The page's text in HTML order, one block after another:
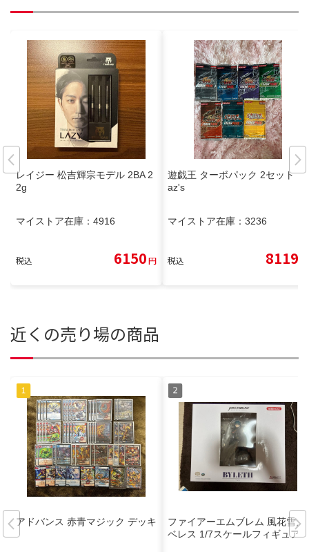
レイジー 松吉輝宗モデル 2BA 2
2g
マイストア在庫： 4916
税込 6150円
遊戯王 ターボパック 2セット K
az's
マイストア在庫： 3236
税込 8119
近くの売り場の商品
アドバンス 赤青マジック デッキ
ファイアーエムブレム 風花雪月
ベレス 1/7スケールフィギュア